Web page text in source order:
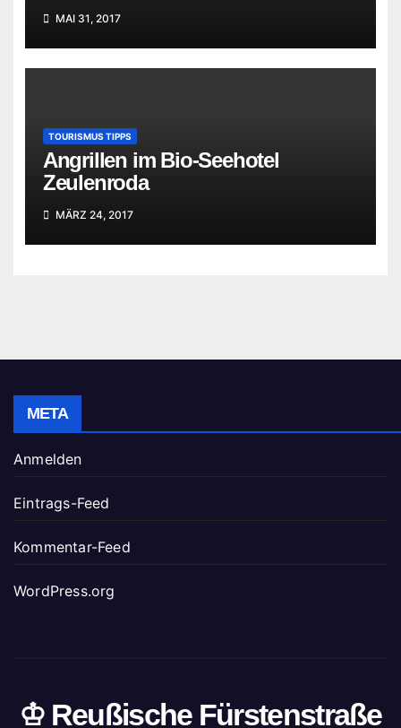
MAI 31, 2017
TOURISMUS TIPPS
Angrillen im Bio-Seehotel
Zeulenroda
MÄRZ 24, 2017
META
Anmelden
Eintrags-Feed
Kommentar-Feed
WordPress.org
♔ Reußische Fürstenstraße